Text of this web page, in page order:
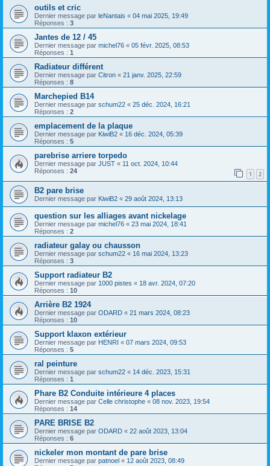
outils et cric
Dernier message par leNantais « 04 mai 2025, 19:49
Réponses : 3
Jantes de 12 / 45
Dernier message par michel76 « 05 févr. 2025, 08:53
Réponses : 1
Radiateur différent
Dernier message par Citron « 21 janv. 2025, 22:59
Réponses : 8
Marchepied B14
Dernier message par schum22 « 25 déc. 2024, 16:21
Réponses : 2
emplacement de la plaque
Dernier message par KiwiB2 « 16 déc. 2024, 05:39
Réponses : 5
parebrise arriere torpedo
Dernier message par JUST « 11 oct. 2024, 10:44
Réponses : 24 1 2
B2 pare brise
Dernier message par KiwiB2 « 29 août 2024, 13:13
question sur les alliages avant nickelage
Dernier message par michel76 « 23 mai 2024, 18:41
Réponses : 2
radiateur galay ou chausson
Dernier message par schum22 « 16 mai 2024, 13:23
Réponses : 3
Support radiateur B2
Dernier message par 1000 pistes « 18 avr. 2024, 07:20
Réponses : 10
Arrière B2 1924
Dernier message par ODARD « 21 mars 2024, 08:23
Réponses : 10
Support klaxon extérieur
Dernier message par HENRI « 07 mars 2024, 09:53
Réponses : 5
ral peinture
Dernier message par schum22 « 14 déc. 2023, 15:31
Réponses : 1
Phare B2 Conduite intérieure 4 places
Dernier message par Celle christophe « 08 nov. 2023, 19:54
Réponses : 14
PARE BRISE B2
Dernier message par ODARD « 22 août 2023, 13:04
Réponses : 6
nickeler mon montant de pare brise
Dernier message par patnoel « 12 août 2023, 08:49